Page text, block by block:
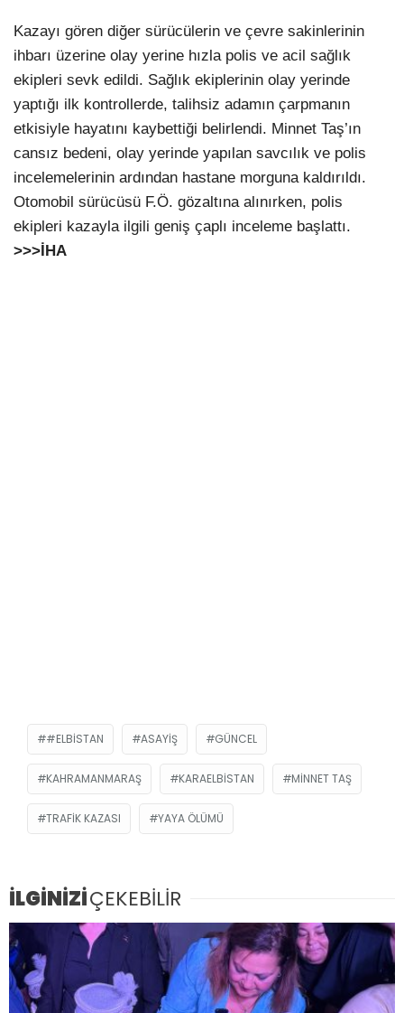
Kazayı gören diğer sürücülerin ve çevre sakinlerinin
ihbarı üzerine olay yerine hızla polis ve acil sağlık
ekipleri sevk edildi. Sağlık ekiplerinin olay yerinde
yaptığı ilk kontrollerde, talihsiz adamın çarpmanın
etkisiyle hayatını kaybettiği belirlendi. Minnet Taş’ın
cansız bedeni, olay yerinde yapılan savcılık ve polis
incelemelerinin ardından hastane morguna kaldırıldı.
Otomobil sürücüsü F.Ö. gözaltına alınırken, polis
ekipleri kazayla ilgili geniş çaplı inceleme başlattı.
>>>İHA
#ELBISTAN ASAYIŞ GÜNCEL
KAHRAMANMARAŞ KARAELBISTAN MINNET TAŞ
TRAFIK KAZASI YAYA ÖLÜMÜ
İLGİNİZİÇEKEBİLİR